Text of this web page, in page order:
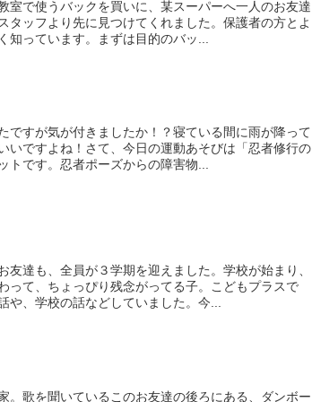
室で使うバックを買いに、某スーパーへ一人のお友達
タッフより先に見つけてくれました。保護者の方とよ
知っています。まずは目的のバッ...
ですが気が付きましたか！？寝ている間に雨が降って
いですよね！さて、今日の運動あそびは「忍者修行の
です。忍者ポーズからの障害物...
達も、全員が３学期を迎えました。学校が始まり、
って、ちょっぴり残念がってる子。こどもプラスで
や、学校の話などしていました。今...
。歌を聞いているこのお友達の後ろにある、ダンボー